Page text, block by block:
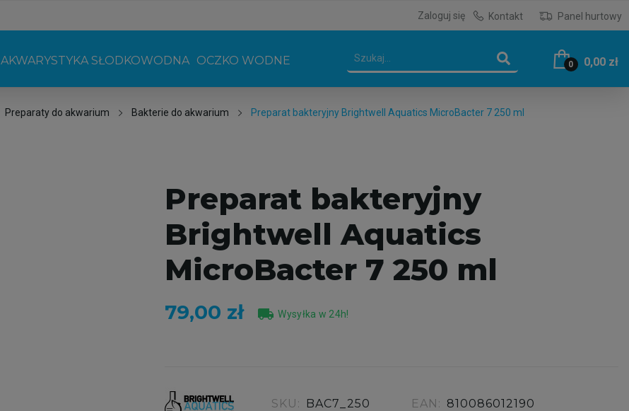
Zaloguj się Kontakt Panel hurtowy
AKWARYSTYKA SŁODKOWODNA OCZKO WODNE 0 0,00 zł
Preparaty do akwarium Bakterie do akwarium Preparat bakteryjny Brightwell Aquatics MicroBacter 7 250 ml
Preparat bakteryjny
Brightwell Aquatics
MicroBacter 7 250 ml
79,00 zł local_shipping Wysyłka w 24h!
SKU: BAC7_250 EAN: 810086012190